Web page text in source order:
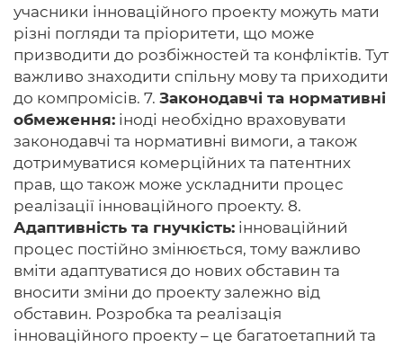
учасники інноваційного проекту можуть мати
різні погляди та пріоритети, що може
призводити до розбіжностей та конфліктів. Тут
важливо знаходити спільну мову та приходити
до компромісів. 7. Законодавчі та нормативні
обмеження: іноді необхідно враховувати
законодавчі та нормативні вимоги, а також
дотримуватися комерційних та патентних
прав, що також може ускладнити процес
реалізації інноваційного проекту. 8.
Адаптивність та гнучкість: інноваційний
процес постійно змінюється, тому важливо
вміти адаптуватися до нових обставин та
вносити зміни до проекту залежно від
обставин. Розробка та реалізація
інноваційного проекту – це багатоетапний та